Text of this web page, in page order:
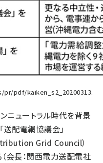
pdf/kaiken_s2_20200313.
ニュートラル時代を背景
送配電網協議会」
Grid Council）
会長：関西電力送配電社